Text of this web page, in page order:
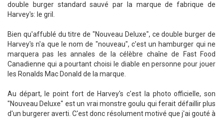
double burger standard sauvé par la marque de fabrique de
Harvey's: le gril.
Bien qu'affublé du titre de "Nouveau Deluxe", ce double burger de
Harvey's n'a que le nom de "nouveau", c'est un hamburger qui ne
marquera pas les annales de la célèbre chaîne de Fast Food
Canadienne qui a pourtant choisi le diable en personne pour jouer
les Ronalds Mac Donald de la marque.
Au départ, le point fort de Harvey's c'est la photo officielle, son
"Nouveau Deluxe" est un vrai monstre goulu qui ferait défaillir plus
d'un burgerer averti. C'est donc résolument motivé que j'ai gouté à